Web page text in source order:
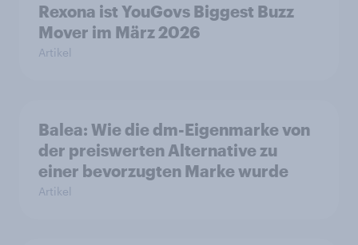
Rexona ist YouGovs Biggest Buzz
Mover im März 2026
Artikel
Balea: Wie die dm-Eigenmarke von
der preiswerten Alternative zu
einer bevorzugten Marke wurde
Artikel